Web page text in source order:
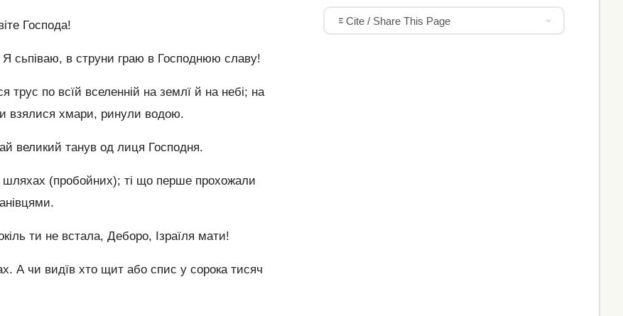
Господа!
сьпіваю, в струни граю в Господнюю славу!
трус по всїй вселенній на землї й на небі; на
взялися хмари, ринули водою.
великий танув од лиця Господня.
(пробойних); ті що перше прохожали
ти не встала, Деборо, Ізраїля мати!
А чи видїв хто щит або спис у сорока тисяч
Cite / Share This Page